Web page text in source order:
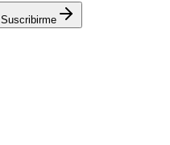
Suscribirme